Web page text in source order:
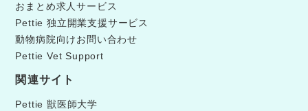
おまとめ求人サービス
Pettie 独立開業支援サービス
動物病院向けお問い合わせ
Pettie Vet Support
関連サイト
Pettie 獣医師大学